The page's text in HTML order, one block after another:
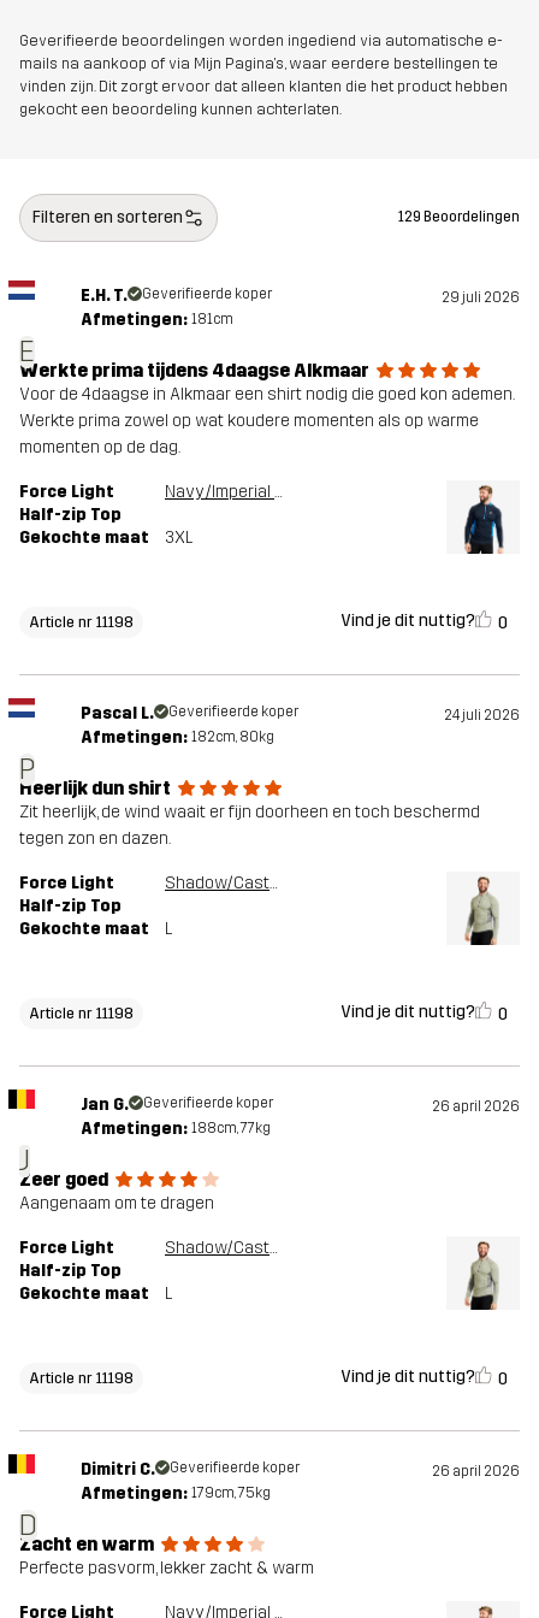
Geverifieerde beoordelingen worden ingediend via automatische e-
mails na aankoop of via Mijn Pagina's, waar eerdere bestellingen te
vinden zijn. Dit zorgt ervoor dat alleen klanten die het product hebben
gekocht een beoordeling kunnen achterlaten.
Filteren en sorteren 129 Beoordelingen
E
E.H. T. Geverifieerde koper 29 juli 2026
Afmetingen: 181cm
Werkte prima tijdens 4daagse Alkmaar
Voor de 4daagse in Alkmaar een shirt nodig die goed kon ademen.
Werkte prima zowel op wat koudere momenten als op warme
momenten op de dag.
Force Light
Half-zip Top
Navy/Imperial Blue
Gekochte maat 3XL
Article nr 11198 Vind je dit nuttig? 0
P
Pascal L. Geverifieerde koper 24 juli 2026
Afmetingen: 182cm, 80kg
Heerlijk dun shirt
Zit heerlijk, de wind waait er fijn doorheen en toch beschermd
tegen zon en dazen.
Force Light
Half-zip Top
Shadow/Castor Gray
Gekochte maat L
Article nr 11198 Vind je dit nuttig? 0
J
Jan G. Geverifieerde koper 26 april 2026
Afmetingen: 188cm, 77kg
Zeer goed
Aangenaam om te dragen
Force Light
Half-zip Top
Shadow/Castor Gray
Gekochte maat L
Article nr 11198 Vind je dit nuttig? 0
D
Dimitri C. Geverifieerde koper 26 april 2026
Afmetingen: 179cm, 75kg
Zacht en warm
Perfecte pasvorm, lekker zacht & warm
Force Light Navy/Imperial Blue